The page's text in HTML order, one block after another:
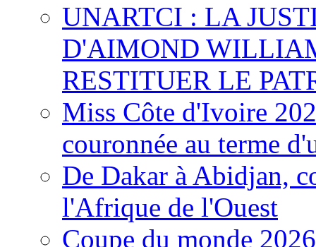
UNARTCI : LA
D'AIMOND
RESTITUER LE
Miss Côte d'Ivoire
couronnée au terme
De Dakar à Abidjan,
l'Afrique de l'Ouest
Coupe du monde